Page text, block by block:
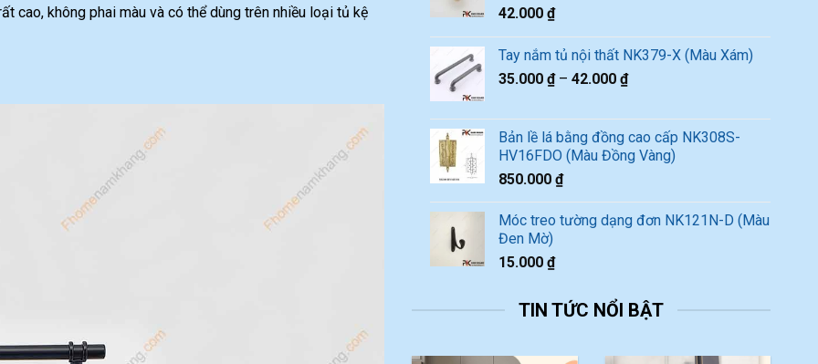
cao, không phai màu và có thể dùng trên nhiều loại tủ kệ
42.000₫
Tay nắm tủ nội thất NK379-X (Màu Xám)
35.000₫–42.000₫
Bản lề lá bằng đồng cao cấp NK308S-
HV16FDO (Màu Đồng Vàng)
850.000₫
Móc treo tường dạng đơn NK121N-D (Màu
Đen Mờ)
15.000₫
TIN TỨC NỔI BẬT